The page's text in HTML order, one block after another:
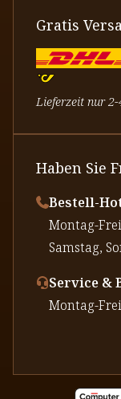
Gratis
Lieferzeit nur
Haben Sie
Bestell-
⁠Montag-
⁠Samstag,
Service &
⁠Montag-